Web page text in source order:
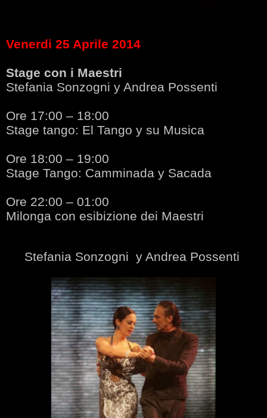
Venerdi 25 Aprile 2014
Stage con i Maestri
Stefania Sonzogni y Andrea Possenti
Ore 17:00 – 18:00
Stage tango: El Tango y su Musica
Ore 18:00 – 19:00
Stage Tango: Camminada y Sacada
Ore 22:00 – 01:00
Milonga con esibizione dei Maestri
Stefania Sonzogni y Andrea Possenti